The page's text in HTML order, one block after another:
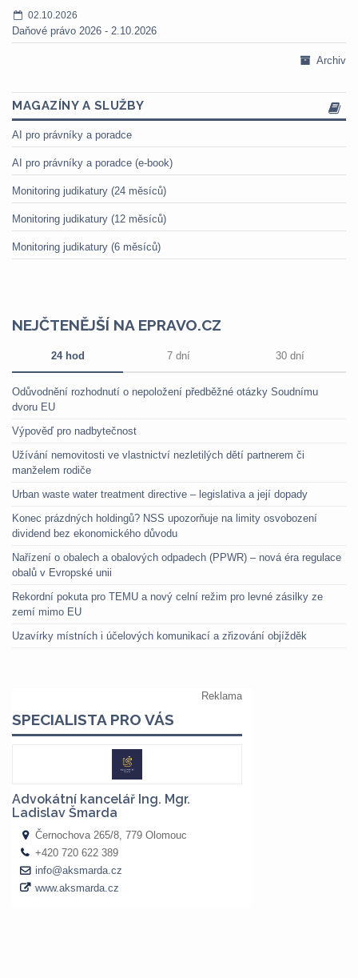
02.10.2026
Daňové právo 2026 - 2.10.2026
Archiv
MAGAZÍNY A SLUŽBY
AI pro právníky a poradce
AI pro právníky a poradce (e-book)
Monitoring judikatury (24 měsíců)
Monitoring judikatury (12 měsíců)
Monitoring judikatury (6 měsíců)
NEJČTENĚJŠÍ NA EPRAVO.CZ
24 hod 7 dní 30 dní
Odůvodnění rozhodnutí o nepoložení předběžné otázky Soudnímu
dvoru EU
Výpověď pro nadbytečnost
Užívání nemovitosti ve vlastnictví nezletilých dětí partnerem či
manželem rodiče
Urban waste water treatment directive – legislativa a její dopady
Konec prázdných holdingů? NSS upozorňuje na limity osvobození
dividend bez ekonomického důvodu
Nařízení o obalech a obalových odpadech (PPWR) – nová éra regulace
obalů v Evropské unii
Rekordní pokuta pro TEMU a nový celní režim pro levné zásilky ze
zemí mimo EU
Uzavírky místních i účelových komunikací a zřizování objížděk